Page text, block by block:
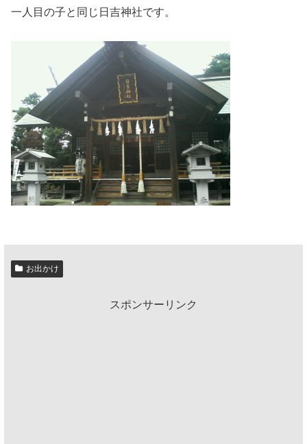
一人目の子と同じ日吉神社です。
お出かけ
スポンサーリンク